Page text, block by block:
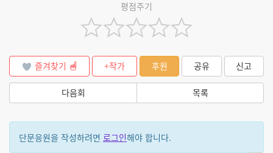
평점주기
즐겨찾기 +작가 후원 공유 신고
다음회 목록
단문응원을 작성하려면 로그인해야 합니다.